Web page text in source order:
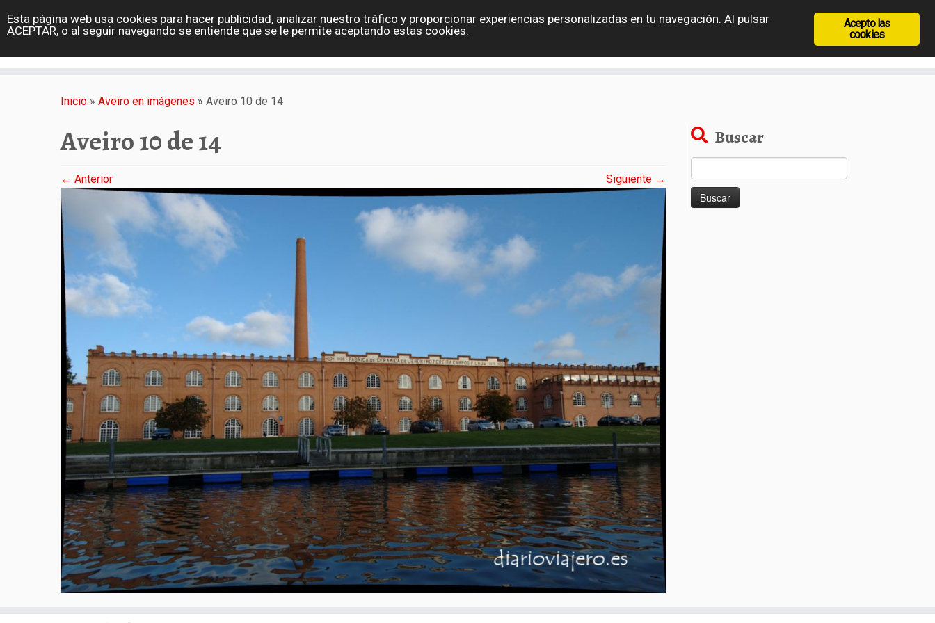
diarioviajero.es Portada Eslovaquia España Holanda Polonia Grecia Rep. Checa Hungría
Rumanía
Inicio » Aveiro en imágenes » Aveiro 10 de 14
Aveiro 10 de 14
← Anterior Siguiente →
Buscar
Acepto las
cookies
Esta página web usa cookies para hacer publicidad, analizar nuestro tráfico y proporcionar experiencias personalizadas en tu navegación. Al pulsar
ACEPTAR, o al seguir navegando se entiende que se le permite aceptando estas cookies.